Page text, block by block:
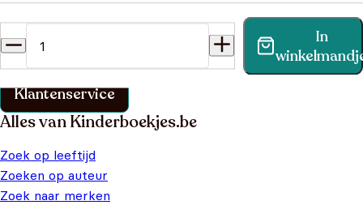
In
Vind binnen no-time antwoord op je vraag op onze
klantenservice pagina.
Klantenservice
Alles van Kinderboekjes.be
Zoek op leeftijd
Zoeken op auteur
Zoek naar merken